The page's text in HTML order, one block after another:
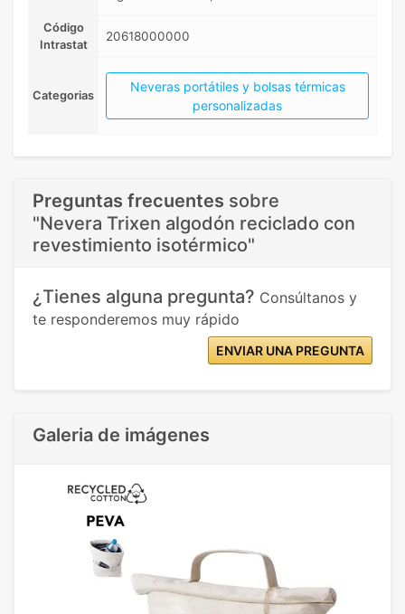
Código
Intrastat
20618000000
Categorias
Neveras portátiles y bolsas térmicas
personalizadas
Preguntas frecuentes sobre
"Nevera Trixen algodón reciclado con
revestimiento isotérmico"
¿Tienes alguna pregunta? Consúltanos y
te responderemos muy rápido
ENVIAR UNA PREGUNTA
Galeria de imágenes